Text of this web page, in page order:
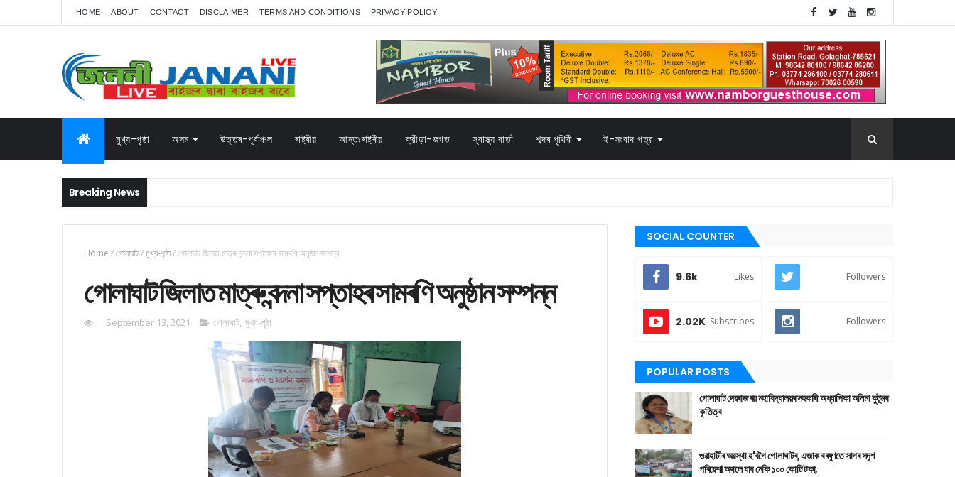
HOME ABOUT CONTACT DISCLAIMER TERMS AND CONDITIONS PRIVACY POLICY
মুখ্য-পৃষ্ঠা অসম উত্তৰ-পূৰ্বাঞ্চল ৰাষ্ট্ৰীয় আন্তঃৰাষ্ট্ৰীয় ক্রীড়া-জগত স্বাস্থ্য বাৰ্তা শব্দৰ পৃথিৱী ই-সংবাদ পত্র
Breaking News
Home /গোলাঘাট/মুখ্য-পৃষ্ঠা/গোলাঘাট জিলাত মাত্ৰু বন্দনা সপ্তাহৰ সামৰণি অনুষ্ঠান সম্পন্ন
গোলাঘাট জিলাত মাত্ৰু বন্দনা সপ্তাহৰ সামৰণি অনুষ্ঠান সম্পন্ন
September 13, 2021 গোলাঘাট, মুখ্য-পৃষ্ঠা
SOCIAL COUNTER
9.6k Likes Followers
2.02K Subscribes Followers
POPULAR POSTS
গোলাঘাট দেৱৰাজ ৰয় মহাবিদ্যালয়ৰ সহকাৰী অধ্যাপিকা অনিমা কুটুমৰ
কৃতিত্ব
গুৱাহাটীৰ অৱস্থা হ'বগৈ গোলাঘাটৰ, এজাক বৰষুণতে সাগৰ সদৃশ
পৰিৱেশ। অথলে যাব নেকি ১০০ কোটি টকা,